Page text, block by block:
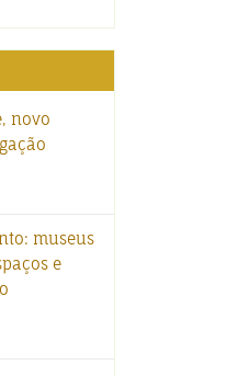
novo
museus
e